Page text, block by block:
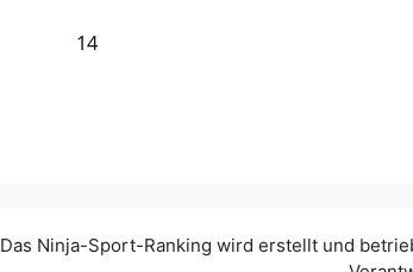
14
Das Ninja-Sport-Ranking wird erstellt und